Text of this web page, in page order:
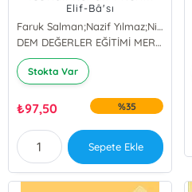
Elif-Bâ'sı
Faruk Salman;Nazif Yılmaz;Nihat Morgül
NAZİF YILMAZ
Faruk Salman
Nihat Morgül
DEM DEĞERLER EĞİTİMİ MERKEZİ YAYINLARI
Stokta Var
₺97,50 %35
Sepete Ekle